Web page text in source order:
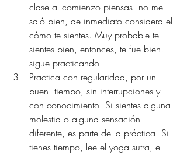
clase al comienzo piensas..no me
saló bien, de inmediato considera el
cómo te sientes. Muy probable te
sientes bien, entonces, te fue bien!
sigue practicando.
Practica con regularidad, por un
buen  tiempo, sin interrupciones y
con conocimiento. Si sientes alguna
molestia o alguna sensación
diferente, es parte de la práctica. Si
tienes tiempo, lee el yoga sutra, el